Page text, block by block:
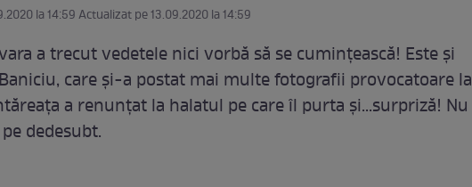
la 14:59 Actualizat pe 13.09.2020 la 14:59
a trecut vedetele nici vorbă să se cumințească! Este și
care și-a postat mai multe fotografii provocatoare la
a renunțat la halatul pe care îl purta și...surpriză! Nu
dedesubt.